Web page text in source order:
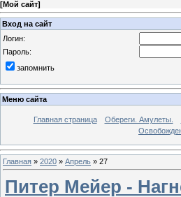
[Мой сайт]
Вход на сайт
Логин:
Пароль:
запомнить
Меню сайта
Главная страница Обереги. Амулеты.
Главная » 2020 » Апрель » 27
Питер Мейер -